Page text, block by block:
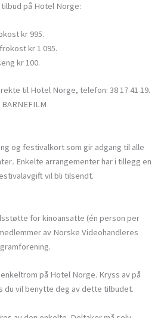
på Hotel Norge:
kr 995.
kr 1 095.
kr 100.
til Hotel Norge, telefon: 38 17 41 19.
og festivalkort som gir adgang til alle
. Enkelte arrangementer har i tillegg en
vil bli tilsendt.
for kinoansatte (én person per
av Norske Videohandleres
på Hotel Norge. Kryss av på
du vil benytte deg av dette tilbudet.